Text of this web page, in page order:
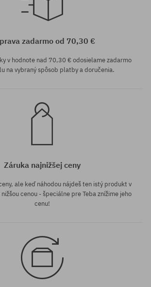
zadarmo od 70,30 €
v hodnote nad 70,30 € odosielame zadarmo
na vybraný spôsob platby a doručenia.
Záruka najnižšej ceny
ale keď náhodou nájdeš ten istý produkt v
cenou - špeciálne pre Teba znížime jeho
cenu!